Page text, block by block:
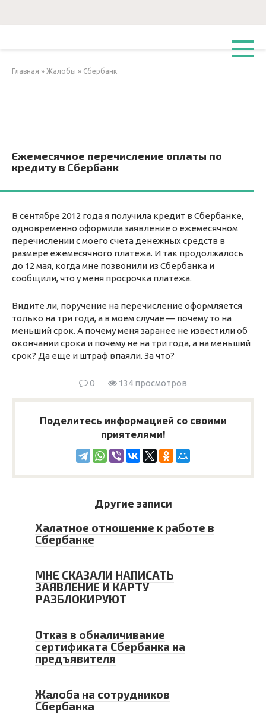
Главная » Жалобы » Сбербанк
Ежемесячное перечисление оплаты по
кредиту в Сбербанк
В сентябре 2012 года я получила кредит в Сбербанке,
одновременно оформила заявление о ежемесячном
перечислении с моего счета денежных средств в
размере ежемесячного платежа. И так продолжалось
до 12 мая, когда мне позвонили из Сбербанка и
сообщили, что у меня просрочка платежа.
Видите ли, поручение на перечисление оформляется
только на три года, а в моем случае — почему то на
меньший срок. А почему меня заранее не известили об
окончании срока и почему не на три года, а на меньший
срок? Да еще и штраф впаяли. За что?
0 134 просмотров
Поделитесь информацией со своими
приятелями!
Другие записи
Халатное отношение к работе в
Сбербанке
МНЕ СКАЗАЛИ НАПИСАТЬ
ЗАЯВЛЕНИЕ И КАРТУ
РАЗБЛОКИРУЮТ
Отказ в обналичивание
сертификата Сбербанка на
предъявителя
Жалоба на сотрудников
Сбербанка